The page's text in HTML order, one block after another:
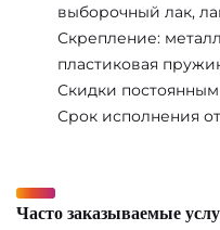
выборочный лак,
Скрепление:
пластиковая
Скидки
Срок исполнения
Часто заказываемые